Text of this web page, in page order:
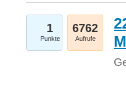
1
Punkte
6762
Aufrufe